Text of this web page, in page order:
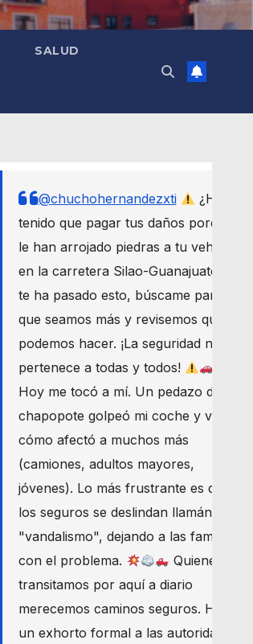
SALUD
@chuchohernandezxti
¿Has
tenido que pagar tus daños porque
le han arrojado piedras a tu vehículo
en la carretera Silao-Guanajuato? Si
te ha pasado esto, búscame para
que seamos más y revisemos qué
podemos hacer. ¡La seguridad nos
pertenece a todas y todos!
Hoy me tocó a mí. Un pedazo de
chapopote golpeó mi coche y vi
cómo afectó a muchos más
(camiones, adultos mayores,
jóvenes). Lo más frustrante es que
los seguros se deslindan llamándolo
"vandalismo", dejando a las familias
con el problema.
Quienes
transitamos por aquí a diario
merecemos caminos seguros. Haré
un exhorto formal a las autoridades,